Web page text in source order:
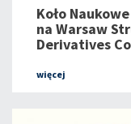
Koło
na Warsaw
Derivatives
więcej